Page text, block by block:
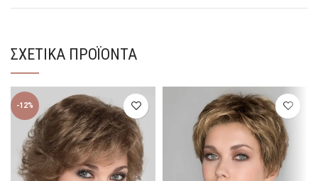
ΣΧΕΤΙΚΆ ΠΡΟΪΌΝΤΑ
-12%